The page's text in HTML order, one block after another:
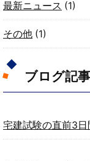
最新ニュース (1)
その他 (1)
ブログ記事
宅建試験の直前3